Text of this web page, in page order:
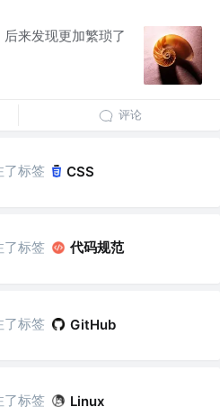
来发现更加繁琐了
评论
了标签 CSS
了标签 代码规范
了标签 GitHub
了标签 Linux